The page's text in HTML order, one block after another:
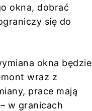
okna, dobrać
się do
okna będzie
wraz z
prace mają
w granicach